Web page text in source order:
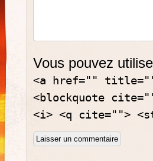
Vous pouvez
<a href=""
<blockquote
<i> <q cite="">